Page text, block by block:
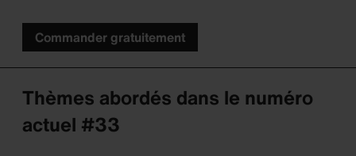
Commander gratuitement
Thèmes abordés dans le numéro
actuel #33